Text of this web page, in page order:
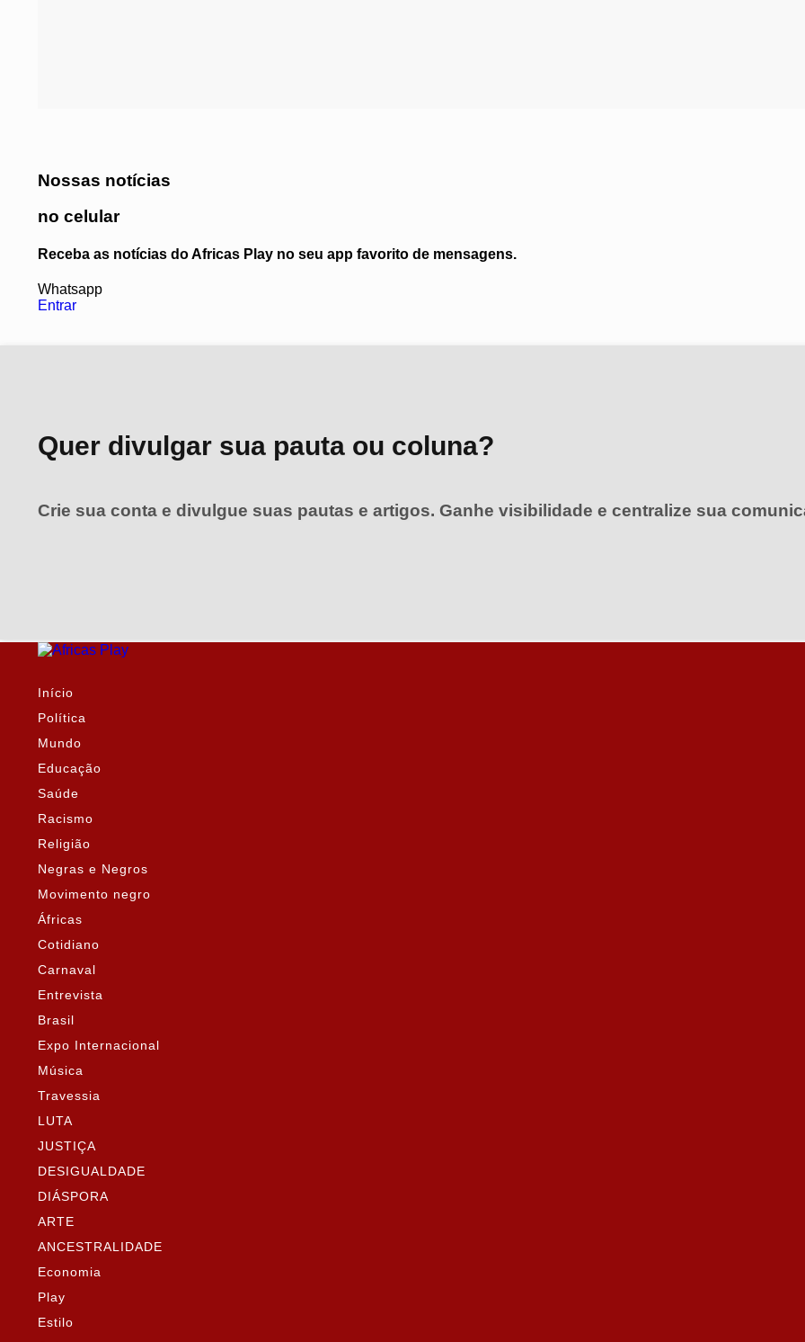
Nossas notícias
no celular
Receba as notícias do Africas Play no seu app favorito de mensagens.
Whatsapp
Entrar
Quer divulgar sua pauta ou coluna?
Crie sua conta e divulgue suas pautas e artigos. Ganhe visibilidade e centralize sua
Início
Política
Mundo
Educação
Saúde
Racismo
Religião
Negras e Negros
Movimento negro
Áfricas
Cotidiano
Carnaval
Entrevista
Brasil
Expo Internacional
Música
Travessia
LUTA
JUSTIÇA
DESIGUALDADE
DIÁSPORA
ARTE
ANCESTRALIDADE
Economia
Play
Estilo